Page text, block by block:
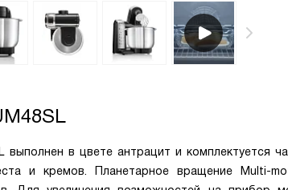
выполнен в цвете антрацит и комплектуется
и кремов. Планетарное вращение Multi-